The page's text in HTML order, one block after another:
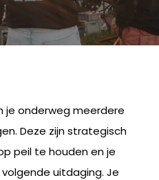
je onderweg meerdere
Deze zijn strategisch
peil te houden en je
uitdaging. Je